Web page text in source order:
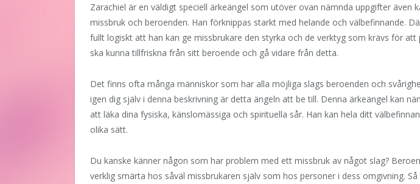
Zarachiel är en väldigt speciell ärkeängel som utöver ovan nämnda uppgifter även
missbruk och beroenden. Han förknippas starkt med helande och välbefinnande.
fullt logiskt att han kan ge missbrukare den styrka och de verktyg som krävs för att
ska kunna tillfriskna från sitt beroende och gå vidare från detta.
Det finns ofta många människor som har alla möjliga slags beroenden och
igen dig själv i denna beskrivning är detta ängeln att be till. Denna ärkeängel kan
att läka dina fysiska, känslomässiga och spirituella sår. Han kan hela ditt
olika sätt.
Du kanske känner någon som har problem med ett missbruk av något slag?
verklig smärta hos såväl missbrukaren själv som hos personer i dess omgivning.